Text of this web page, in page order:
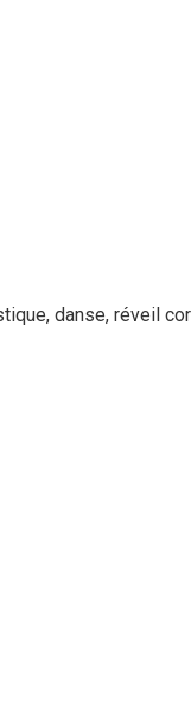
danse, réveil